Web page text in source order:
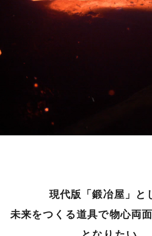
現代版「鍛冶屋」と
未来をつくる道具で物心両